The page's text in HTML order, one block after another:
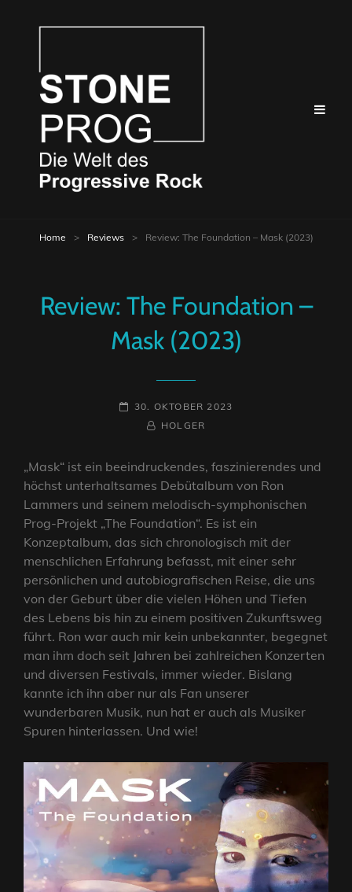
Home > Reviews > Review: The Foundation – Mask (2023)
Review: The Foundation –
Mask (2023)
POSTED-
30. OKTOBER 2023
BY
BYLINEHOLGER
„Mask“ ist ein beeindruckendes, faszinierendes und
höchst unterhaltsames Debütalbum von Ron
Lammers und seinem melodisch-symphonischen
Prog-Projekt „The Foundation“. Es ist ein
Konzeptalbum, das sich chronologisch mit der
menschlichen Erfahrung befasst, mit einer sehr
persönlichen und autobiografischen Reise, die uns
von der Geburt über die vielen Höhen und Tiefen
des Lebens bis hin zu einem positiven Zukunftsweg
führt. Ron war auch mir kein unbekannter, begegnet
man ihm doch seit Jahren bei zahlreichen Konzerten
und diversen Festivals, immer wieder. Bislang
kannte ich ihn aber nur als Fan unserer
wunderbaren Musik, nun hat er auch als Musiker
Spuren hinterlassen. Und wie!